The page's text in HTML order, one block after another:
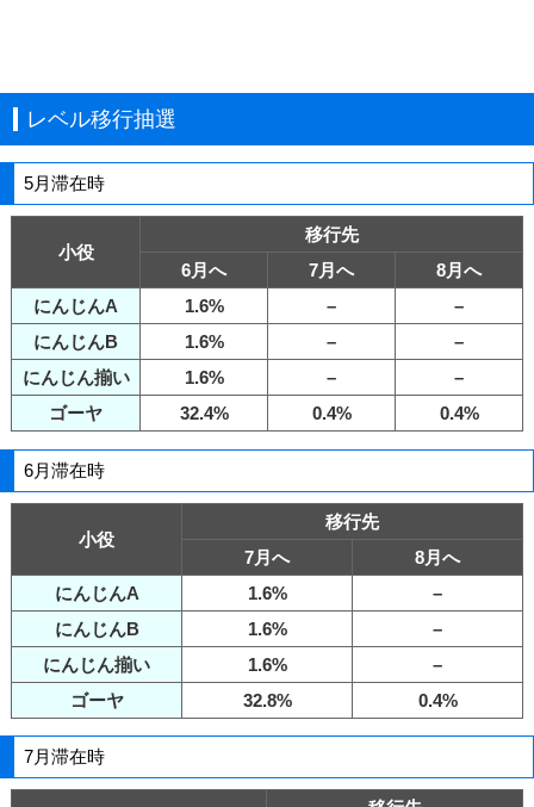
レベル移行抽選
5月滞在時
小役
移行先
6月へ
7月へ
8月へ
にんじんA
1.6% –
–
にんじんB
1.6% –
–
にんじん揃い
1.6% –
–
ゴーヤ
32.4% 0.4% 0.4%
6月滞在時
小役
移行先
7月へ
8月へ
にんじんA
1.6%
–
にんじんB
1.6%
–
にんじん揃い
1.6%
–
ゴーヤ
32.8% 0.4%
7月滞在時